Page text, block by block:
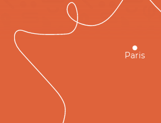
Paris